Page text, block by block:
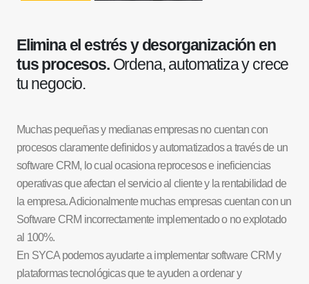
Elimina el estrés y desorganización en
tus procesos.Ordena, automatiza y crece
tu negocio.
Muchas pequeñas y medianas empresas no cuentan con
procesos claramente definidos y automatizados a través de un
software CRM, lo cual ocasiona reprocesos e ineficiencias
operativas que afectan el servicio al cliente y la rentabilidad de
la empresa. Adicionalmente muchas empresas cuentan con un
Software CRM incorrectamente implementado o no explotado
al 100%.
En SYCA podemos ayudarte a implementar software CRM y
plataformas tecnológicas que te ayuden a ordenar y